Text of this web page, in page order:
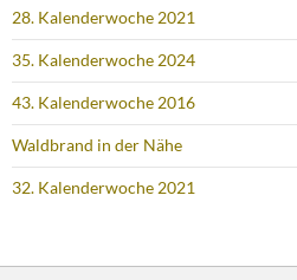
28. Kalenderwoche 2021
35. Kalenderwoche 2024
43. Kalenderwoche 2016
Waldbrand in der Nähe
32. Kalenderwoche 2021